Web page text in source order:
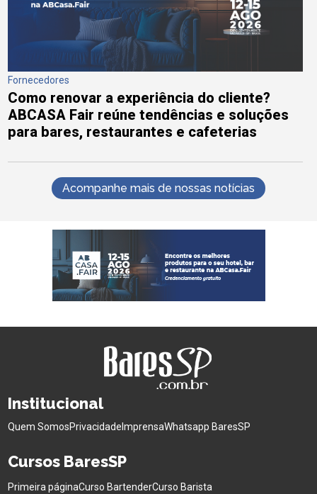
Fornecedores
Como renovar a experiência do cliente?
ABCASA Fair reúne tendências e soluções
para bares, restaurantes e cafeterias
Acompanhe mais de nossas notícias
Institucional
Quem SomosPrivacidade ImprensaWhatsapp BaresSP
Cursos BaresSP
Primeira páginaCurso BartenderCurso Barista